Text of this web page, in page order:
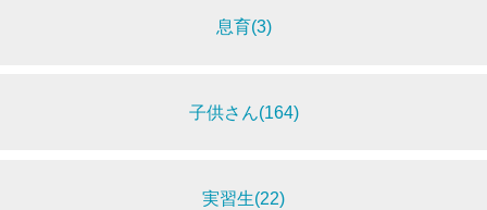
息育(3)
子供さん(164)
実習生(22)